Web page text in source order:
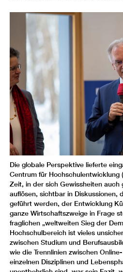
Die globale Perspektive lieferte
Centrum für Hochschulentwicklung
Zeit, in der sich Gewissheiten auch
auflösen, sichtbar in Diskussionen,
geführt werden, der Entwicklung
ganze Wirtschaftszweige in Frage
fraglichen „weltweiten Sieg der
Hochschulbereich ist vieles
zwischen Studium und
wie die Trennlinien zwischen
einzelnen Disziplinen und